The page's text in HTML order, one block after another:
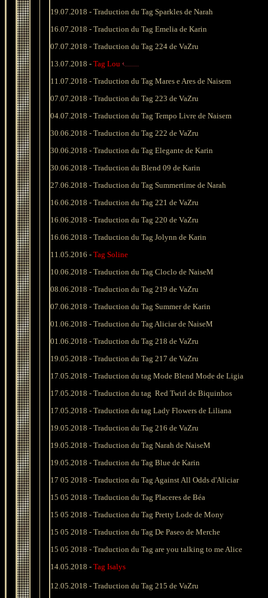
19.07.2018 - Traduction du Tag Sparkles de Narah
16.07.2018 - Traduction du Tag Emelia de Karin
07.07.2018 - Traduction du Tag 224 de VaZru
13.07.2018 - Tag Lou
11.07.2018 - Traduction du Tag Mares e Ares de Naisem
07.07.2018 - Traduction du Tag 223 de VaZru
04.07.2018 - Traduction du Tag Tempo Livre de Naisem
30.06.2018 - Traduction du Tag 222 de VaZru
30.06.2018 - Traduction du Tag Elegante de Karin
30.06.2018 - Traduction du Blend 09 de Karin
27.06.2018 - Traduction du Tag Summertime de Narah
16.06.2018 - Traduction du Tag 221 de VaZru
16.06.2018 - Traduction du Tag 220 de VaZru
16.06.2018 - Traduction du Tag Jolynn de Karin
11.05.2016 - Tag Soline
10.06.2018 - Traduction du Tag Cloclo de NaiseM
08.06.2018 - Traduction du Tag 219 de VaZru
07.06.2018 - Traduction du Tag Summer de Karin
01.06.2018 - Traduction du Tag Aliciar de NaiseM
01.06.2018 - Traduction du Tag 218 de VaZru
19.05.2018 - Traduction du Tag 217 de VaZru
17.05.2018 - Traduction du tag Mode Blend Mode de Ligia
17.05.2018 - Traduction du tag Red Twirl de Biquinhos
17.05.2018 - Traduction du tag Lady Flowers de Liliana
19.05.2018 - Traduction du Tag 216 de VaZru
19.05.2018 - Traduction du Tag Narah de NaiseM
19.05.2018 - Traduction du Tag Blue de Karin
17 05 2018 - Traduction du Tag Against All Odds d'Aliciar
15 05 2018 - Traduction du Tag Placeres de Béa
15 05 2018 - Traduction du Tag Pretty Lode de Mony
15 05 2018 - Traduction du Tag De Paseo de Merche
15 05 2018 - Traduction du Tag are you talking to me Alice
14.05.2018 - Tag Isalys
12.05.2018 - Traduction du Tag 215 de VaZru